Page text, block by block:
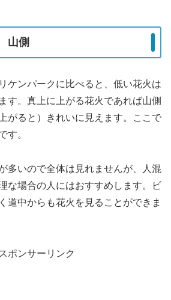
山側
ケンパークに比べると、低い花火は
す。真上に上がる花火であれば山側
がると）きれいに見えます。ここで
す。
多いので全体は見れませんが、人混
な場合の人にはおすすめします。ビ
道中からも花火を見ることができま
スポンサーリンク